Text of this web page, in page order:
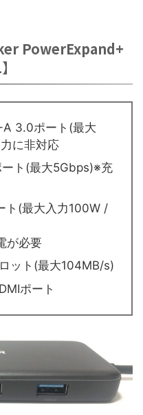
PowerExpand+
3.0ポート(最大
に非対応
ト(最大5Gbps)※充
ト(最大入力100W /
が必要
ット(最大104MB/s)
ポート